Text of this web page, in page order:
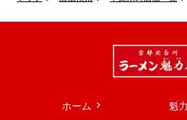
お好きなラーメンと一緒に。
ラーメンを。
ホーム 魁